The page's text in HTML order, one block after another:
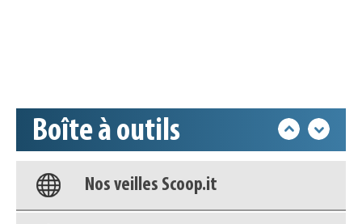
Boîte à outils
Base documentaire
Nos veilles Scoop.it